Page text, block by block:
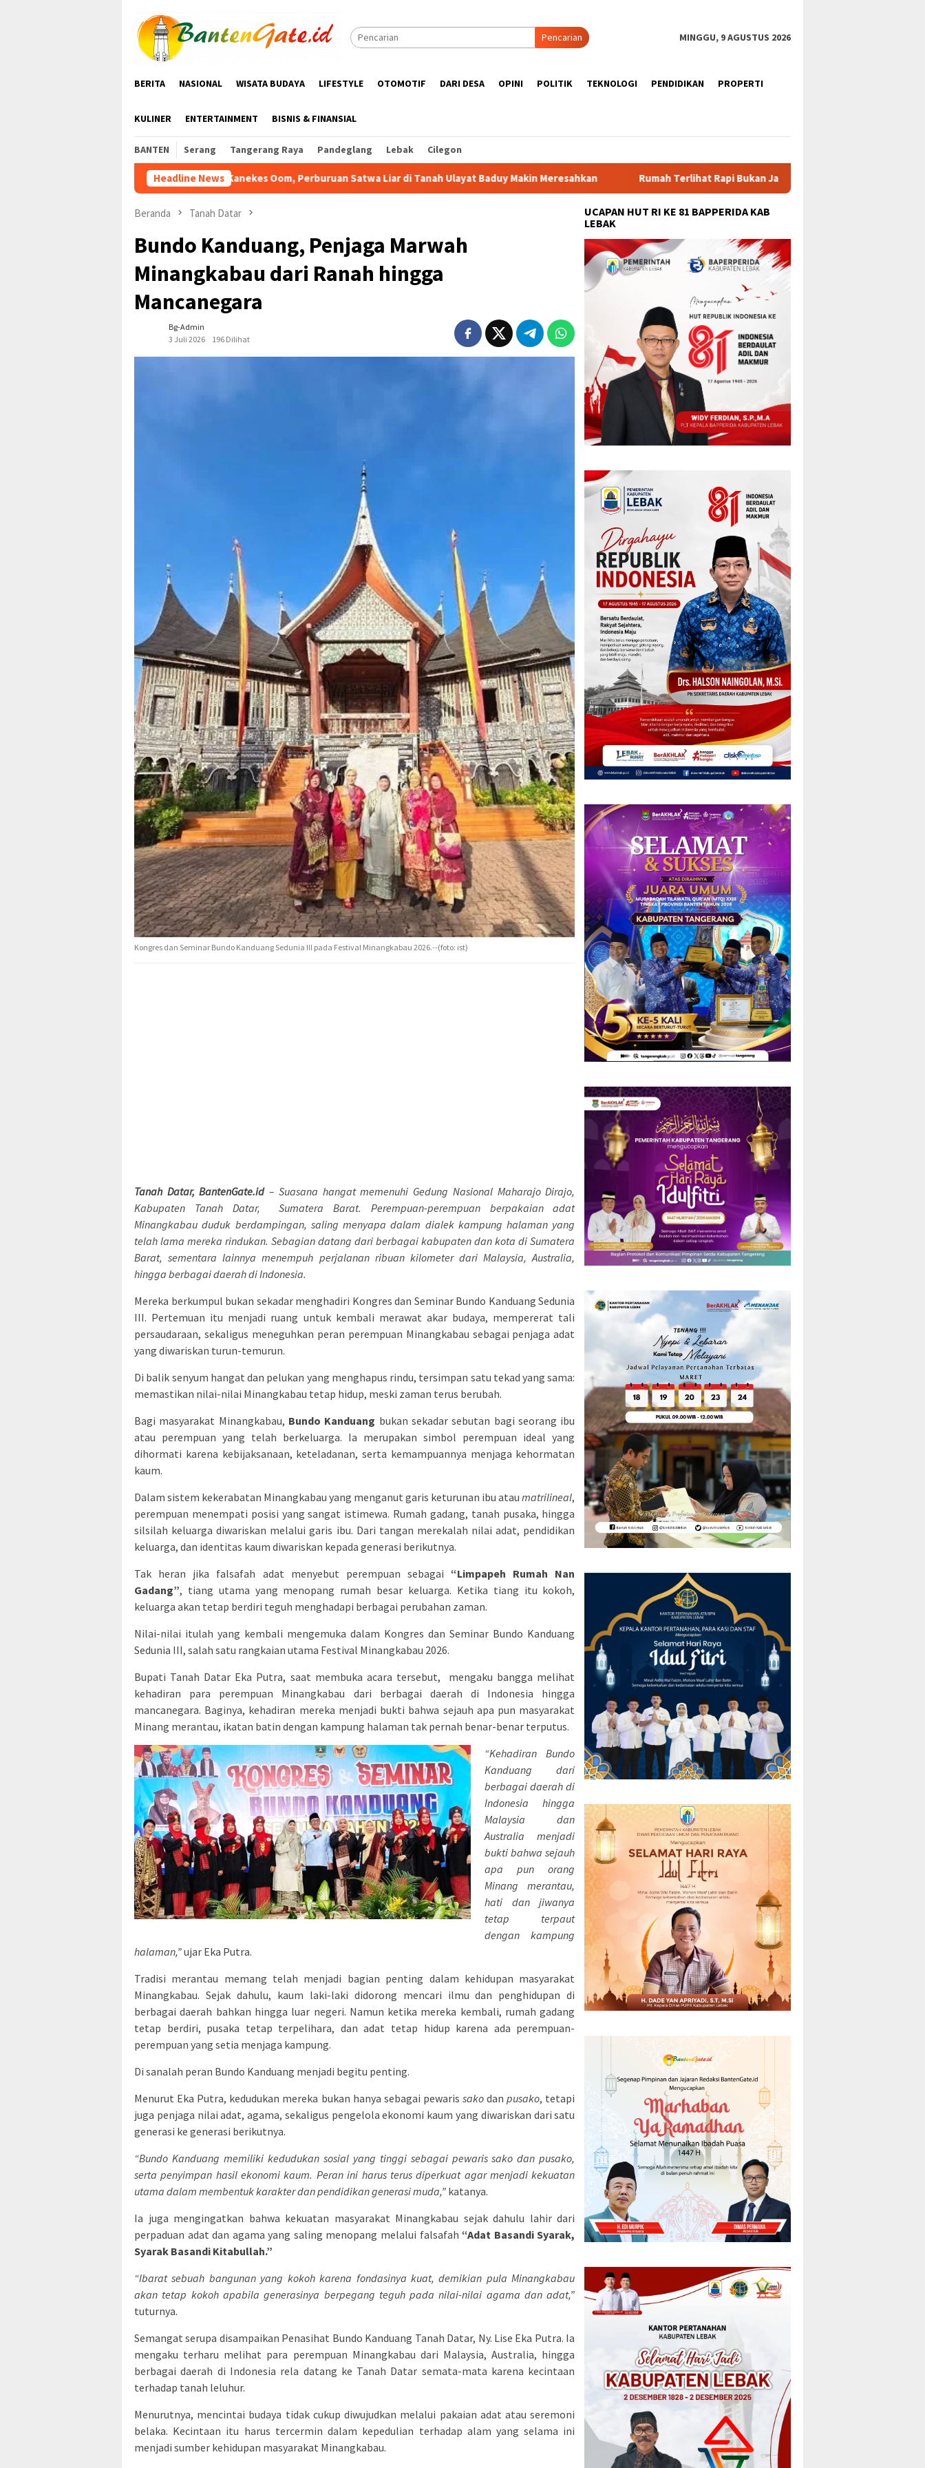
konten
Pencarian MINGGU, 9 AGUSTUS 2026
BERITA NASIONAL WISATA BUDAYA LIFESTYLE OTOMOTIF DARI DESA OPINI POLITIK TEKNOLOGI PENDIDIKAN PROPERTI
KULINER ENTERTAINMENT BISNIS & FINANSIAL
BANTEN Serang Tangerang Raya Pandeglang Lebak Cilegon
Headline News
Jaro Kanekes Oom, Perburuan Satwa Liar di Tanah Ulayat Baduy Makin Meresahkan Rumah Terlihat Rapi Bukan Jaminan Bebas Rayap, Kenali Tanda dan Cara Mencegahnya
Beranda Tanah Datar
Bundo Kanduang, Penjaga Marwah
Minangkabau dari Ranah hingga
Mancanegara
Bg-Admin
3 Juli 2026
196 Dilihat
Kongres dan Seminar Bundo Kanduang Sedunia III pada Festival Minangkabau 2026.--(foto: ist)
Tanah Datar, BantenGate.id– Suasana hangat memenuhi Gedung Nasional Maharajo Dirajo,
Kabupaten Tanah Datar, Sumatera Barat. Perempuan-perempuan berpakaian adat
Minangkabau duduk berdampingan, saling menyapa dalam dialek kampung halaman yang
telah lama mereka rindukan. Sebagian datang dari berbagai kabupaten dan kota di Sumatera
Barat, sementara lainnya menempuh perjalanan ribuan kilometer dari Malaysia, Australia,
hingga berbagai daerah di Indonesia.
Mereka berkumpul bukan sekadar menghadiri Kongres dan Seminar Bundo Kanduang Sedunia
III. Pertemuan itu menjadi ruang untuk kembali merawat akar budaya, mempererat tali
persaudaraan, sekaligus meneguhkan peran perempuan Minangkabau sebagai penjaga adat
yang diwariskan turun-temurun.
Di balik senyum hangat dan pelukan yang menghapus rindu, tersimpan satu tekad yang sama:
memastikan nilai-nilai Minangkabau tetap hidup, meski zaman terus berubah.
Bagi masyarakat Minangkabau, Bundo Kanduang bukan sekadar sebutan bagi seorang ibu
atau perempuan yang telah berkeluarga. Ia merupakan simbol perempuan ideal yang
dihormati karena kebijaksanaan, keteladanan, serta kemampuannya menjaga kehormatan
kaum.
Dalam sistem kekerabatan Minangkabau yang menganut garis keturunan ibu ataumatrilineal,
perempuan menempati posisi yang sangat istimewa. Rumah gadang, tanah pusaka, hingga
silsilah keluarga diwariskan melalui garis ibu. Dari tangan merekalah nilai adat, pendidikan
keluarga, dan identitas kaum diwariskan kepada generasi berikutnya.
Tak heran jika falsafah adat menyebut perempuan sebagai “Limpapeh Rumah Nan
Gadang”, tiang utama yang menopang rumah besar keluarga. Ketika tiang itu kokoh,
keluarga akan tetap berdiri teguh menghadapi berbagai perubahan zaman.
Nilai-nilai itulah yang kembali mengemuka dalam Kongres dan Seminar Bundo Kanduang
Sedunia III, salah satu rangkaian utama Festival Minangkabau 2026.
Bupati Tanah Datar Eka Putra, saat membuka acara tersebut, mengaku bangga melihat
kehadiran para perempuan Minangkabau dari berbagai daerah di Indonesia hingga
mancanegara. Baginya, kehadiran mereka menjadi bukti bahwa sejauh apa pun masyarakat
Minang merantau, ikatan batin dengan kampung halaman tak pernah benar-benar terputus.
“Kehadiran Bundo
Kanduang dari
berbagai daerah di
Indonesia hingga
Malaysia dan
Australia menjadi
bukti bahwa sejauh
apa pun orang
Minang merantau,
hati dan jiwanya
tetap terpaut
dengan kampung
halaman,”ujar Eka Putra.
Tradisi merantau memang telah menjadi bagian penting dalam kehidupan masyarakat
Minangkabau. Sejak dahulu, kaum laki-laki didorong mencari ilmu dan penghidupan di
berbagai daerah bahkan hingga luar negeri. Namun ketika mereka kembali, rumah gadang
tetap berdiri, pusaka tetap terpelihara, dan adat tetap hidup karena ada perempuan-
perempuan yang setia menjaga kampung.
Di sanalah peran Bundo Kanduang menjadi begitu penting.
Menurut Eka Putra, kedudukan mereka bukan hanya sebagai pewarissako danpusako, tetapi
juga penjaga nilai adat, agama, sekaligus pengelola ekonomi kaum yang diwariskan dari satu
generasi ke generasi berikutnya.
“Bundo Kanduang memiliki kedudukan sosial yang tinggi sebagai pewaris sako dan pusako,
serta penyimpan hasil ekonomi kaum. Peran ini harus terus diperkuat agar menjadi kekuatan
utama dalam membentuk karakter dan pendidikan generasi muda,” katanya.
Ia juga mengingatkan bahwa kekuatan masyarakat Minangkabau sejak dahulu lahir dari
perpaduan adat dan agama yang saling menopang melalui falsafah “Adat Basandi Syarak,
Syarak Basandi Kitabullah.”
“Ibarat sebuah bangunan yang kokoh karena fondasinya kuat, demikian pula Minangkabau
akan tetap kokoh apabila generasinya berpegang teguh pada nilai-nilai agama dan adat,”
tuturnya.
Semangat serupa disampaikan Penasihat Bundo Kanduang Tanah Datar, Ny. Lise Eka Putra. Ia
mengaku terharu melihat para perempuan Minangkabau dari Malaysia, Australia, hingga
berbagai daerah di Indonesia rela datang ke Tanah Datar semata-mata karena kecintaan
terhadap tanah leluhur.
Menurutnya, mencintai budaya tidak cukup diwujudkan melalui pakaian adat atau seremoni
belaka. Kecintaan itu harus tercermin dalam kepedulian terhadap alam yang selama ini
menjadi sumber kehidupan masyarakat Minangkabau.
UCAPAN HUT RI KE 81 BAPPERIDA KAB
LEBAK